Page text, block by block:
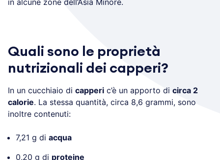
Quali sono le proprietà
nutrizionali dei capperi?
In un cucchiaio di capperi c’è un apporto di circa 2
calorie. La stessa quantità, circa 8,6 grammi, sono
inoltre contenuti:
7,21 g di acqua
0,20 g di proteine